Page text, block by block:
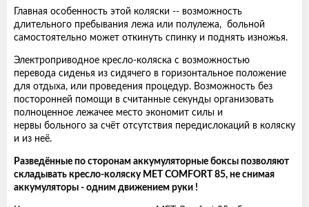
Главная особенность этой коляски -- возможность
длительного пребывания лежа или полулежа, больной
самостоятельно может откинуть спинку и поднять изножья.
Электроприводное кресло-коляска с возможностью
перевода сиденья из сидячего в горизонтальное положение
для отдыха, или проведения процедур. Возможность без
посторонней помощи в считанные секунды организовать
полноценное лежачее место экономит силы и
нервы больного за счёт отсутствия передислокаций в коляску
и из неё.
Разведённые по сторонам аккумуляторные боксы позволяют
складывать кресло-коляску MET COMFORT 85, не снимая
аккумуляторы - одним движением руки !